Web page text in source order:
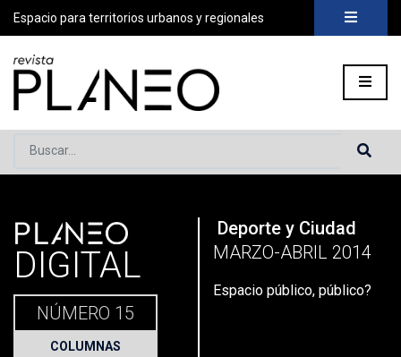
Espacio para territorios urbanos y regionales
Buscar...
Portada» Planeo Hoy Espacio público, público?
PLANEO
DIGITAL
NÚMERO 15
COLUMNAS
Deporte y Ciudad
MARZO-ABRIL 2014
Espacio público, público?